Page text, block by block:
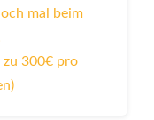
mal beim
zu 300€ pro